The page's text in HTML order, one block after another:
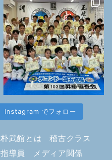
Instagram でフォロー
武館とは
稽古クラス
導員 メディア関係